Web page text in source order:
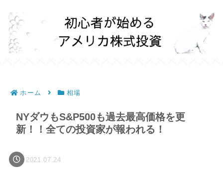
ホーム 相場
NYダウもS&P500も過去最高価格を更
新！！全ての投資家が報われる！
2021.07.24